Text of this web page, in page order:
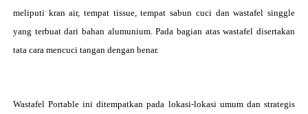
meliputi kran air, tempat tissue, tempat sabun cuci dan wastafel singgle
yang terbuat dari bahan alumunium. Pada bagian atas wastafel disertakan
tata cara mencuci tangan dengan benar.
Wastafel Portable ini ditempatkan pada lokasi-lokasi umum dan strategis